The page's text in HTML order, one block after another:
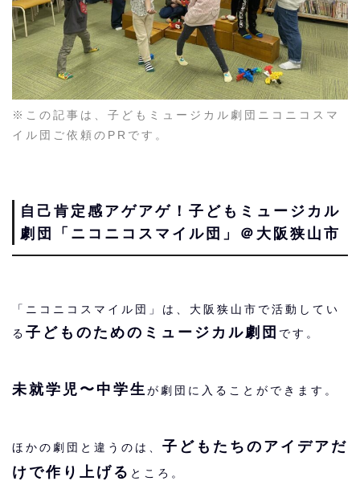
※この記事は、子どもミュージカル劇団ニコニコスマ
イル団ご依頼のPRです。
自己肯定感アゲアゲ！ 子どもミュージカル
劇団「ニコニコスマイル団」＠大阪狭山市
「ニコニコスマイル団」は、大阪狭山市で活動してい
る 子どものためのミュージカル劇団 です。
未就学児〜中学生 が劇団に入ることができます。
ほかの劇団と違うのは、 子どもたちのアイデアだ
けで作り上げる ところ。